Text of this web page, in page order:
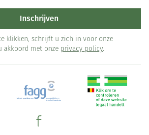
Inschrijven
klikken, schrijft u zich in voor onze
akkoord met onze privacy policy.